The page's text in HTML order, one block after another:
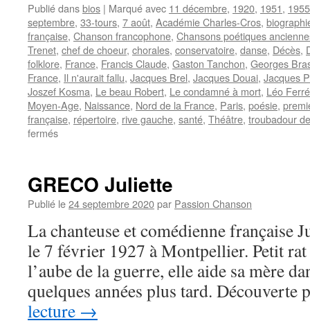
Publié dansbios | Marqué avec 11 décembre, 1920, 1951, 1955
septembre, 33-tours, 7 août, Académie Charles-Cros,
française, Chanson francophone, Chansons poétiques
Trenet, chef de choeur, chorales, conservatoire, danse, Décès,
folklore, France, Francis Claude, Gaston Tanchon, Georges
France, Il n'aurait fallu, Jacques Brel, Jacques Douai, Jacques
Joszef Kosma, Le beau Robert, Le condamné à mort, Léo Ferré
Moyen-Age, Naissance, Nord de la France, Paris, poésie,
française, répertoire, rive gauche, santé, Théâtre, troubadour
ferméssur
GRECO Juliette
Publié le24 septembre 2020par Passion Chanson
La chanteuse et comédienne française
le 7 février 1927 à Montpellier. Petit rat
l’aube de la guerre, elle aide sa mère
quelques années plus tard.
lecture →